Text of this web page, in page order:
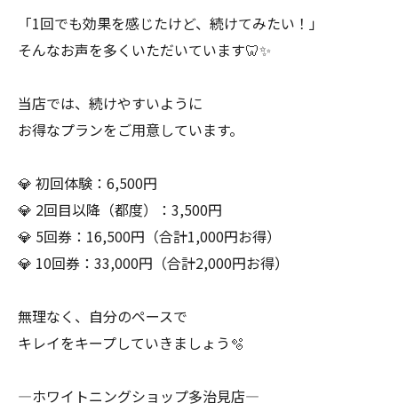
「1回でも効果を感じたけど、続けてみたい！」
そんなお声を多くいただいています🦷✨
当店では、続けやすいように
お得なプランをご用意しています。
💎 初回体験：6,500円
💎 2回目以降（都度）：3,500円
💎 5回券：16,500円（合計1,000円お得）
💎 10回券：33,000円（合計2,000円お得）
無理なく、自分のペースで
キレイをキープしていきましょう🫧
―ホワイトニングショップ多治見店―